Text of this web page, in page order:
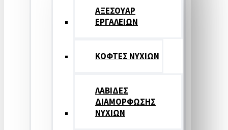
ΑΞΕΣΟΥΑΡ
ΕΡΓΑΛΕΙΩΝ
ΚΟΦΤΕΣ ΝΥΧΙΩΝ
ΛΑΒΙΔΕΣ
ΔΙΑΜΟΡΦΩΣΗΣ
ΝΥΧΙΩΝ